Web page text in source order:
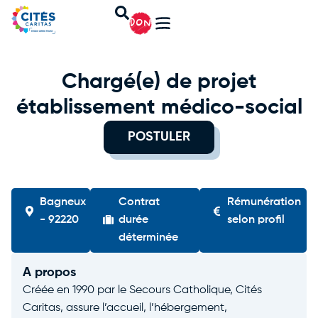
DON
Chargé(e) de projet
établissement médico-social
POSTULER
Bagneux
- 92220
Contrat
durée
déterminée
Rémunération
selon profil
A propos
Créée en 1990 par le Secours Catholique, Cités
Caritas, assure l’accueil, l’hébergement,